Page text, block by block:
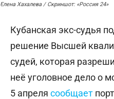
Елена Хахалева / Скриншот: «Россия 24»
Кубанская экс-судья
решение Высшей
судей, которая
неё уголовное дело о
5 апреля сообщает